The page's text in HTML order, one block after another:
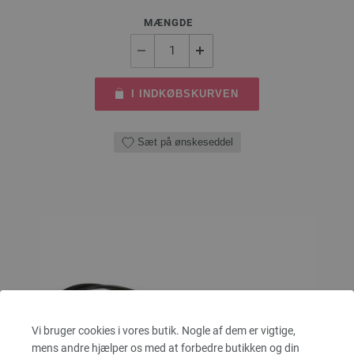
Vi bruger cookies i vores butik. Nogle af dem er vigtige,
mens andre hjælper os med at forbedre butikken og din
MÆNGDE
I INDKØBSKURVEN
Sæt på ønskeseddel